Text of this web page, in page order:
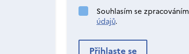
Souhlasím se zpracováním
údajů.